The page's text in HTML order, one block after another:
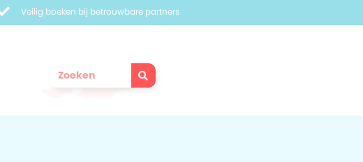
Veilig boeken bij betrouwbare partners